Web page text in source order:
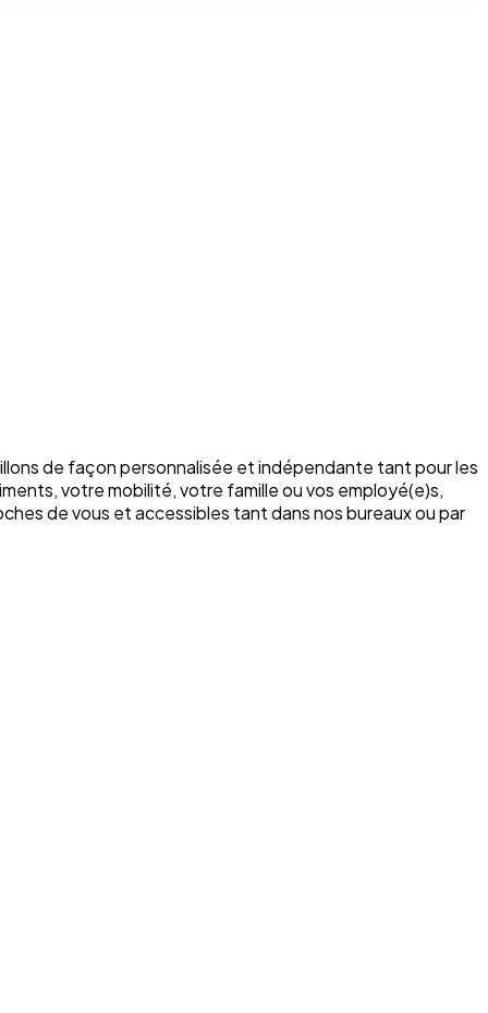
de façon personnalisée et indépendante tant pour les
votre mobilité, votre famille ou vos employé(e)s,
de vous et accessibles tant dans nos bureaux ou par